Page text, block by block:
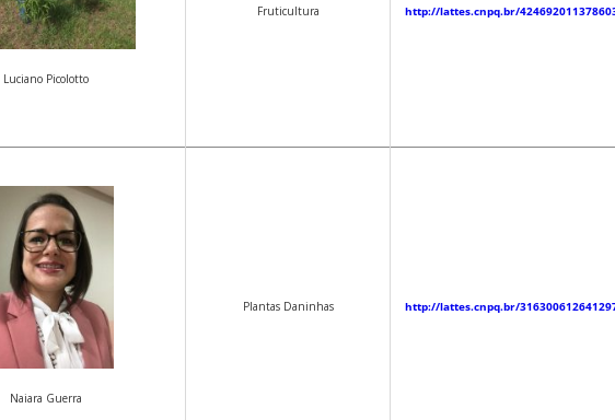
Luciano Picolotto
Fruticultura http://lattes.cnpq.br/
Naiara Guerra
Plantas Daninhas http://lattes.cnpq.br/